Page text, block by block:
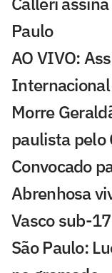
Paulo
AO VIVO:
Internacional
Morre
paulista pelo
Convocado
Abrenhosa
Vasco sub-17
São Paulo: